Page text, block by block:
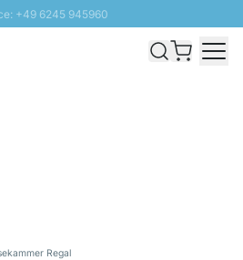
+49 6245 945960
- Gratis Versand ab 100€
Regal